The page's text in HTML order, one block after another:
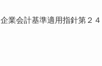
業会計基準適用指針第２４